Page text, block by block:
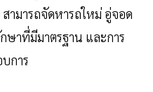
ามารถจัดหารถใหม่ อู่จอด
ษาที่มีมาตรฐาน และการ
การ